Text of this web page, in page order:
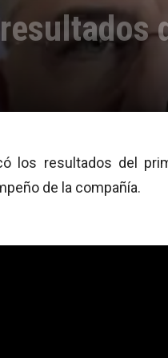
los resultados del
de la compañía.